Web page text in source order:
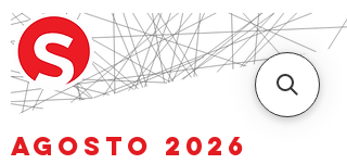
AGOSTO 2026